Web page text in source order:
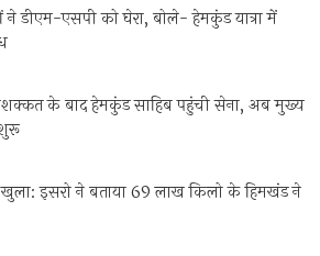
ने डीएम-एसपी को घेरा, बोले- हेमकुंड यात्रा में
के बाद हेमकुंड साहिब पहुंची सेना, अब मुख्य
इसरो ने बताया 69 लाख किलो के हिमखंड ने